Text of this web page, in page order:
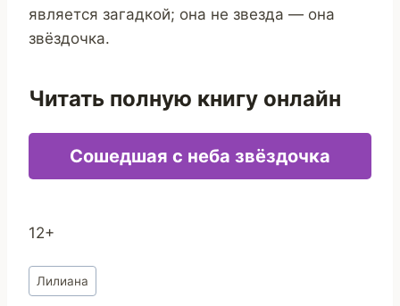
является загадкой; она не звезда — она
звёздочка.
Читать полную книгу онлайн
Сошедшая с неба звёздочка
12+
Метки
записи:
Лилиана